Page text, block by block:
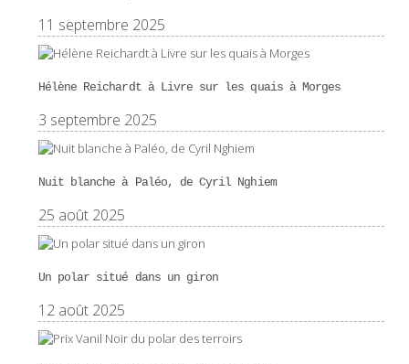
11 septembre 2025
Hélène Reichardt à Livre sur les quais à Morges
3 septembre 2025
Nuit blanche à Paléo, de Cyril Nghiem
25 août 2025
Un polar situé dans un giron
12 août 2025